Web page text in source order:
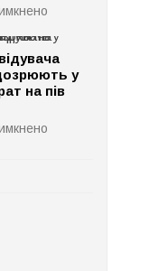
ідею
чи
діюче
у
на пів